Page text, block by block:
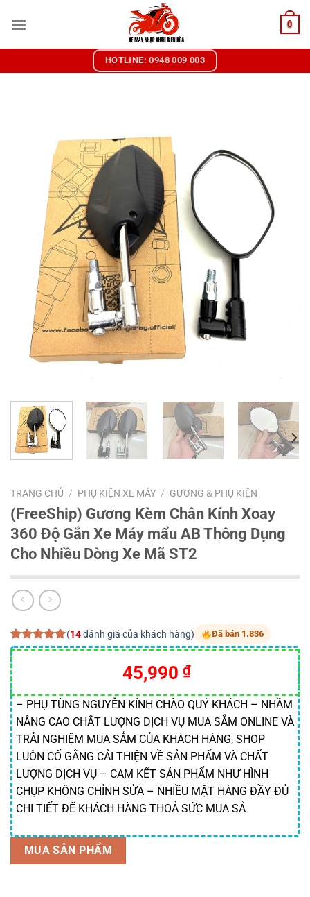
đến
0
HOTLINE: 0948 009 003
TRANG CHỦ / PHỤ KIỆN XE MÁY / GƯƠNG & PHỤ KIỆN
(FreeShip) Gương Kèm Chân Kính Xoay
360 Độ Gắn Xe Máy mẩu AB Thông Dụng
Cho Nhiều Dòng Xe Mã ST2
5.00trên 5
dựa trên
14
đánh giá
(14đánh giá của khách hàng) Đã bán 1.836
45,990 ₫
– PHỤ TÙNG NGUYỄN KÍNH CHÀO QUÝ KHÁCH – NHẦM
NÂNG CAO CHẤT LƯỢNG DỊCH VỤ MUA SẮM ONLINE VÀ
TRẢI NGHIỆM MUA SẮM CỦA KHÁCH HÀNG, SHOP
LUÔN CỐ GẮNG CẢI THIỆN VỀ SẢN PHẨM VÀ CHẤT
LƯỢNG DỊCH VỤ – CAM KẾT SẢN PHẨM NHƯ HÌNH
CHỤP KHÔNG CHỈNH SỬA – NHIỀU MẶT HÀNG ĐẦY ĐỦ
CHI TIẾT ĐỂ KHÁCH HÀNG THOẢ SỨC MUA SẮ
MUA SẢN PHẨM